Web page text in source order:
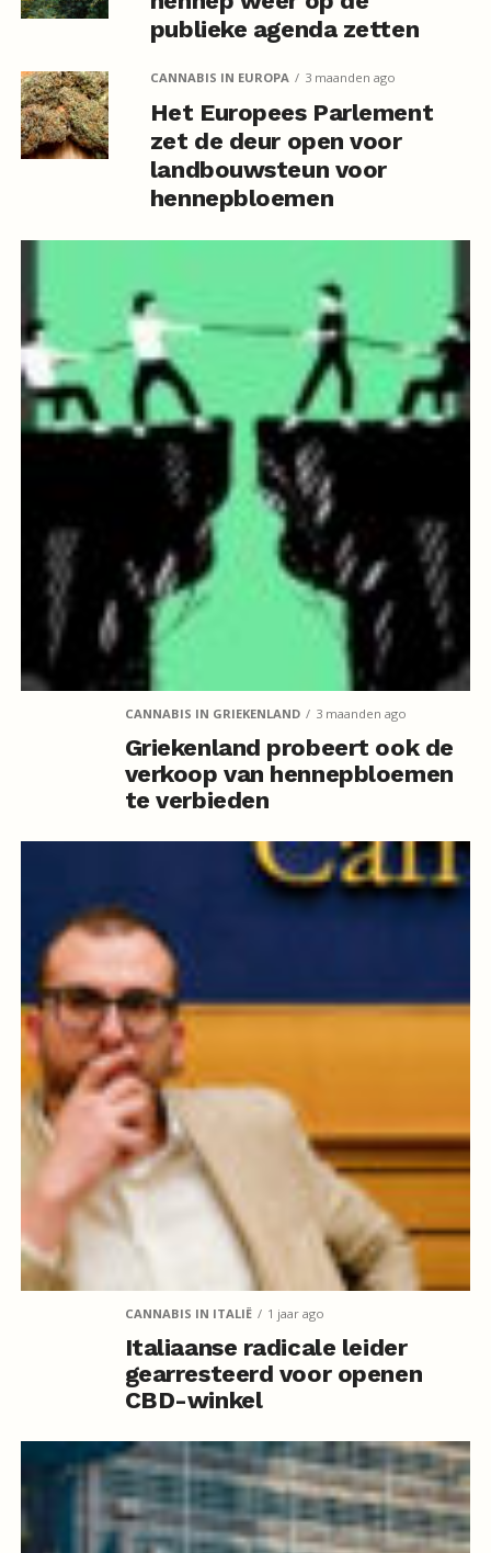
publieke agenda zetten
CANNABIS IN EUROPA 3 maanden ago
Het Europees Parlement
zet de deur open voor
landbouwsteun voor
hennepbloemen
CANNABIS IN GRIEKENLAND 3 maanden ago
Griekenland probeert ook de
verkoop van hennepbloemen
te verbieden
CANNABIS IN ITALIË 1 jaar ago
Italiaanse radicale leider
gearresteerd voor openen
CBD-winkel